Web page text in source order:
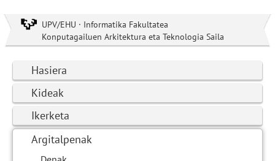
UPV/EHU · Informatika Fakultatea
Konputagailuen Arkitektura eta Teknologia Saila
Hasiera
Kideak
Ikerketa
Argitalpenak